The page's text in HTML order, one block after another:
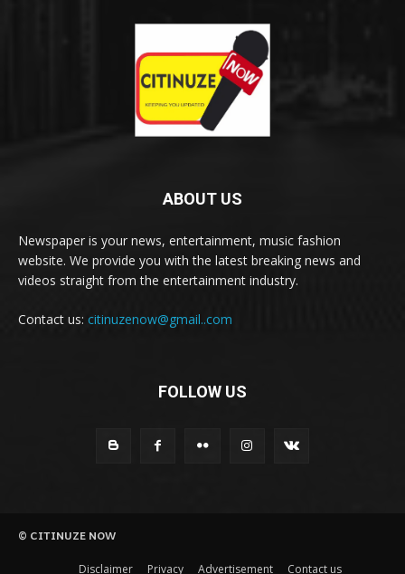
ABOUT US
Newspaper is your news, entertainment, music fashion
website. We provide you with the latest breaking news and
videos straight from the entertainment industry.
Contact us: citinuzenow@gmail..com
FOLLOW US
© CITINUZE NOW
Disclaimer Privacy Advertisement Contact us